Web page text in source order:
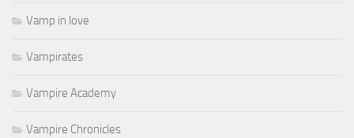
Vamp in love
Vampirates
Vampire Academy
Vampire Chronicles